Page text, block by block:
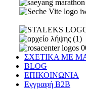
ΣΧΕΤΙΚΑ ΜΕ
BLOG
ΕΠΙΚΟΙΝΩΝΙΑ
Εγγραφή Β2Β